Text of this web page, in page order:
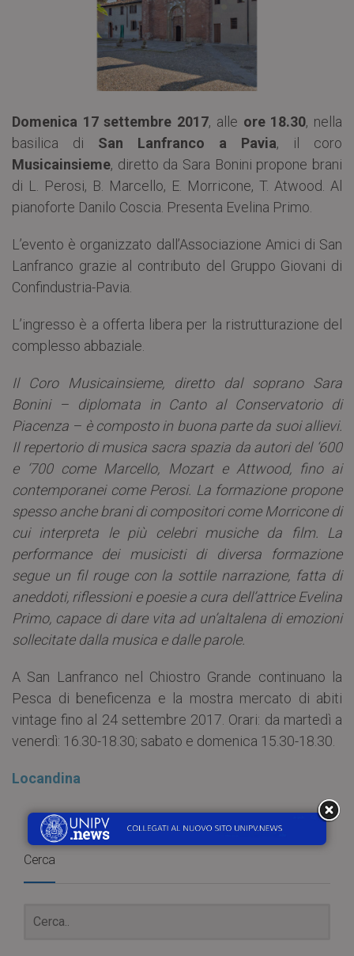
Domenica 17 settembre 2017, alle ore 18.30, nella
basilica di San Lanfranco a Pavia, il coro
Musicainsieme, diretto da Sara Bonini propone brani
di L. Perosi, B. Marcello, E. Morricone, T. Atwood. Al
pianoforte Danilo Coscia. Presenta Evelina Primo.
L’evento è organizzato dall’Associazione Amici di San
Lanfranco grazie al contributo del Gruppo Giovani di
Confindustria-Pavia.
L’ingresso è a offerta libera per la ristrutturazione del
complesso abbaziale.
Il Coro Musicainsieme, diretto dal soprano Sara
Bonini – diplomata in Canto al Conservatorio di
Piacenza – è composto in buona parte da suoi allievi.
Il repertorio di musica sacra spazia da autori del ‘600
e ‘700 come Marcello, Mozart e Attwood, fino ai
contemporanei come Perosi. La formazione propone
spesso anche brani di compositori come Morricone di
cui interpreta le più celebri musiche da film. La
performance dei musicisti di diversa formazione
segue un fil rouge con la sottile narrazione, fatta di
aneddoti, riflessioni e poesie a cura dell’attrice Evelina
Primo, capace di dare vita ad un’altalena di emozioni
sollecitate dalla musica e dalle parole.
A San Lanfranco nel Chiostro Grande continuano la
Pesca di beneficenza e la mostra mercato di abiti
vintage fino al 24 settembre 2017. Orari: da martedì a
venerdì: 16.30-18.30; sabato e domenica 15.30-18.30.
Locandina
Cerca